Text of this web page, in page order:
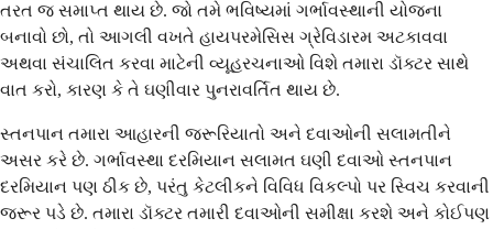
તરત જ સમાપ્ત થાય છે. જો તમે ભવિષ્યમાં ગર્ભાવસ્થાની યોજના
બનાવો છો, તો આગલી વખતે હાયપરમેસિસ ગ્રેવિડારમ અટકાવવા
અથવા સંચાલિત કરવા માટેની વ્યૂહરચનાઓ વિશે તમારા ડૉક્ટર સાથે
વાત કરો, કારણ કે તે ઘણીવાર પુનરાવર્તિત થાય છે.
સ્તનપાન તમારા આહારની જરૂરિયાતો અને દવાઓની સલામતીને
અસર કરે છે. ગર્ભાવસ્થા દરમિયાન સલામત ઘણી દવાઓ સ્તનપાન
દરમિયાન પણ ઠીક છે, પરંતુ કેટલીકને વિવિધ વિકલ્પો પર સ્વિચ કરવાની
જરૂર પડે છે. તમારા ડૉક્ટર તમારી દવાઓની સમીક્ષા કરશે અને કોઈપણ